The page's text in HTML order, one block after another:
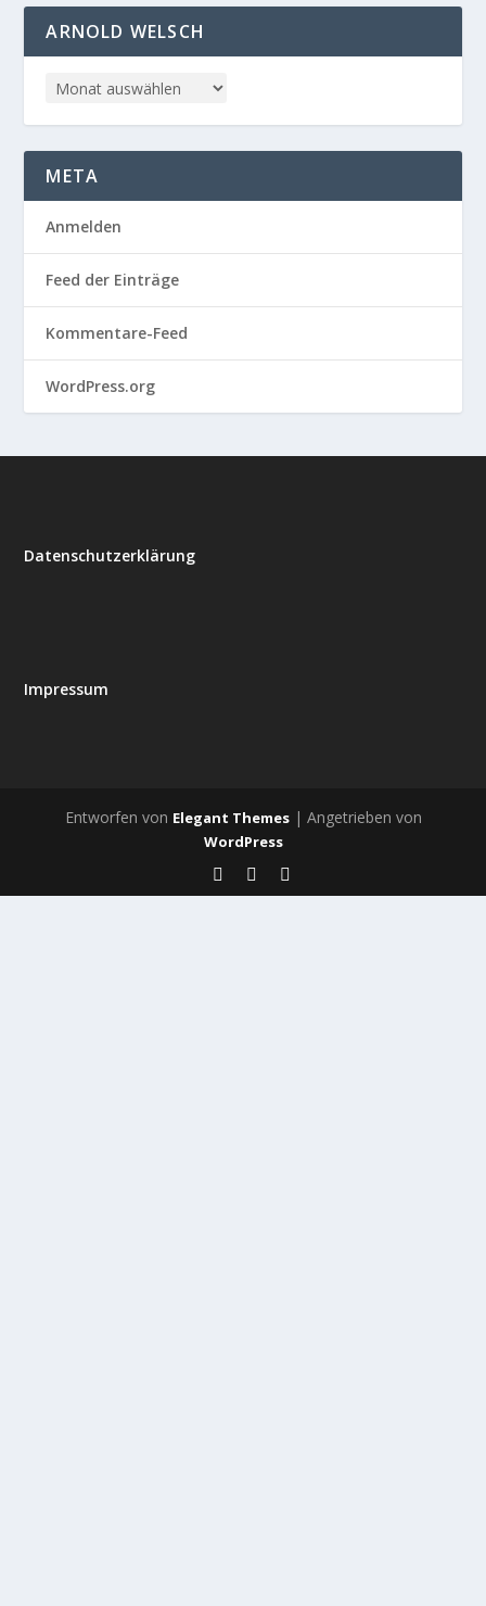
ARNOLD WELSCH
META
Anmelden
Feed der Einträge
Kommentare-Feed
WordPress.org
Datenschutzerklärung
Impressum
Entworfen von Elegant Themes| Angetrieben von
WordPress